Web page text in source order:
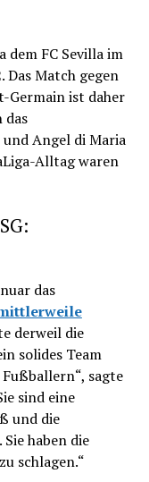
dem FC Sevilla im
Das Match gegen
Germain ist daher
das
Angel di Maria
Alltag waren
das
derweil die
solides Team
sagte
sind eine
und die
haben die
schlagen.“